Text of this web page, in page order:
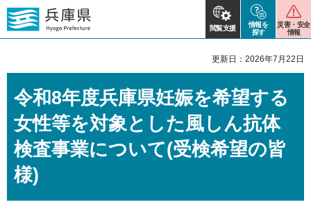
閲覧支援
情報を
探す
災害・安全
情報
更新日：2026年7月22日
令和8年度兵庫県妊娠を希望する
女性等を対象とした風しん抗体
検査事業について(受検希望の皆
様)